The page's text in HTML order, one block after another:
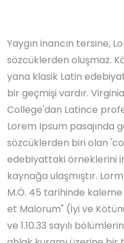
Yaygın inancın tersine,
sözcüklerden oluşmaz.
yana klasik Latin
bir geçmişi vardır.
College'dan Latince
Lorem Ipsum pasajında
sözcüklerden biri olan
edebiyattaki örneklerini
kaynağa ulaşmıştır.
M.Ö. 45 tarihinde
et Malorum" (İyi ve
ve 1.10.33 sayılı